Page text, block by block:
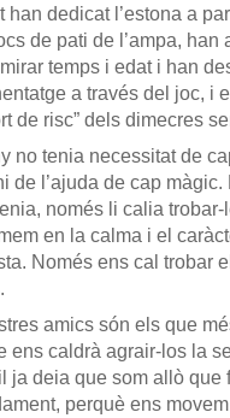
han dedicat l’estona a
de pati de l’ampa, han
temps i edat i han
a través del joc, i
de risc” dels dimecres
no tenia necessitat de
de l’ajuda de cap màgic.
només li calia trobar-
en la calma i el
Només ens cal trobar
amics són els que
ens caldrà agrair-los la
ja deia que som allò que
perquè ens